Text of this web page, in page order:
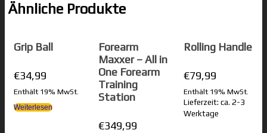
Ähnliche Produkte
Grip Ball
€34,99
Enthält 19% MwSt.
Weiterlesen
Forearm
Maxxer – All in
One Forearm
Training
Station
€349,99
Rolling Handle
€79,99
Enthält 19% MwSt.
Lieferzeit: ca. 2-3
Werktage